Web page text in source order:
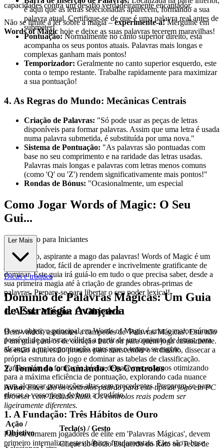
capacidades contra um desafio verdadeiramente encantador.
Não se limite a ler sobre a magia –experimente-a!Mergulhe em
Words of Magic hoje e deixe as suas palavras tecerem maravilhas!
é aqui que as letras selecionadas aparecem, formando a sua
palavra atual. Certifique-se de que é uma palavra real antes de
submeter!
Pontuação:Normalmente no canto superior direito, esta
acompanha os seus pontos atuais. Palavras mais longas e
complexas ganham mais pontos!
Temporizador: Geralmente no canto superior esquerdo, este
conta o tempo restante. Trabalhe rapidamente para maximizar
a sua pontuação!
4. As Regras do Mundo: Mecânicas Centrais
Criação de Palavras: "Só pode usar as peças de letras
disponíveis para formar palavras. Assim que uma letra é usada
numa palavra submetida, é substituída por uma nova."
Sistema de Pontuação: "As palavras são pontuadas com
base no seu comprimento e na raridade das letras usadas.
Palavras mais longas e palavras com letras menos comuns
(como 'Q' ou 'Z') rendem significativamente mais pontos!"
Rondas de Bónus: "Ocasionalmente, um especial
Como Jogar Words of Magic: O Seu
Gui...
a Completo para Iniciantes
Bem-vindo, aspirante a mago das palavras! Words of Magic é um
jogo encantador, fácil de aprender e incrivelmente gratificante de
dominar. Este guia irá guiá-lo em tudo o que precisa saber, desde a
sua primeira magia até à criação de grandes obras-primas de
palavras. Prepare-se para libertar o seu poder lexical!
1. A Sua Missão: O Objetivo
O seu objetivo principal em Words of Magic é criar o maior número
possível de palavras válidas a partir de um conjunto de letras, para
alcançar a maior pontuação antes que o tempo se esgote.
2. Tomando o Comando: Os Controlos
Aviso: Estes são os controlos padrão para este tipo de jogo em PC
Browser com Teclado/Rato. Os controlos reais podem ser
ligeiramente diferentes.
Ação /
Objetivo
Tecla(s) / Gesto
Clique do Botão Esquerdo do Rato ou Tecla de
Ler Mais
Dicas e truques
Domínio de Palavras Mágicas: Um Guia
de Estratégia Avançada
Bem-vindos, aspirantes a campeões de 'Palavras Mágicas'. Este não
é um guia para os de coração fraco ou para quem joga casualmente.
Se estão aqui, estão prontos para transcender o ordinário, dissecar a
própria estrutura do jogo e dominar as tabelas de classificação.
Vamos além da formação básica de palavras; estamos otimizando
para a máxima eficiência de pontuação, explorando cada nuance
para alcançar pontuações altas sem precedentes. Preparem-se para
elevar o vosso jogo de bom a lendário.
1. A Fundação: Três Hábitos de Ouro
Para se tornarem jogadores de elite em 'Palavras Mágicas', devem
primeiro internalizar estes hábitos fundamentais. Eles são a base